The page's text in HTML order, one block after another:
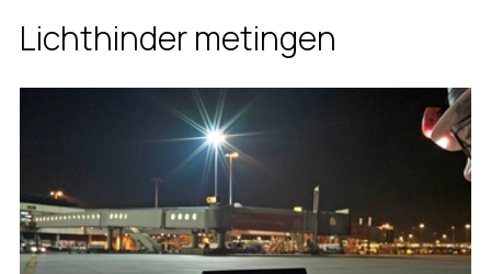
Lichthinder metingen